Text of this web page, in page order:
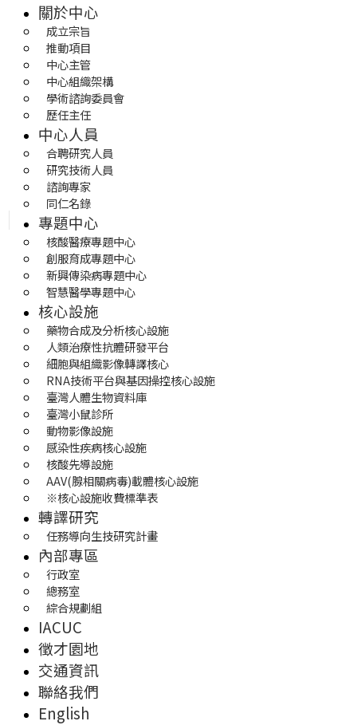
關於中心
成立宗旨
推動項目
中心主管
中心組織架構
學術諮詢委員會
歷任主任
中心人員
合聘研究人員
研究技術人員
諮詢專家
同仁名錄
專題中心
核酸醫療專題中心
創服育成專題中心
新興傳染病專題中心
智慧醫學專題中心
核心設施
藥物合成及分析核心設施
人類治療性抗體研發平台
細胞與組織影像轉譯核心
RNA技術平台與基因操控核心設施
臺灣人體生物資料庫
臺灣小鼠診所
動物影像設施
感染性疾病核心設施
核酸先導設施
AAV(腺相關病毒)載體核心設施
※核心設施收費標準表
轉譯研究
任務導向生技研究計畫
內部專區
行政室
總務室
綜合規劃組
IACUC
徵才園地
交通資訊
聯絡我們
English